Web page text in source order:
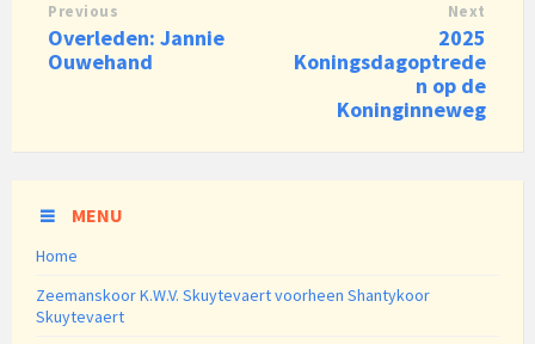
Previous
Overleden: Jannie
Ouwehand
Next
2025
Koningsdagoptrede
n op de
Koninginneweg
MENU
Home
Zeemanskoor K.W.V. Skuytevaert voorheen Shantykoor
Skuytevaert